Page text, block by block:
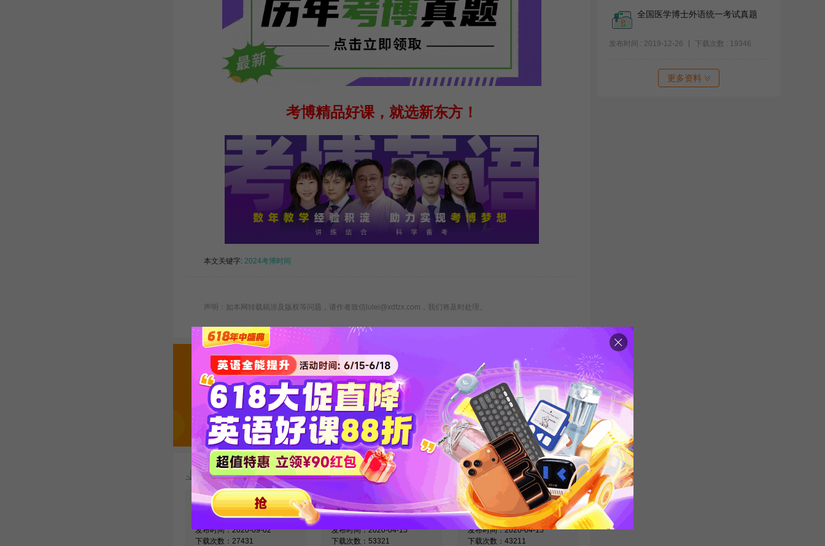
考博精品好课，就选新东方！
本文关键字: 2024考博时间
声明：如本网转载稿涉及版权等问题，请作者致信lulei@xdfzx.com，我们将及时处理。
关注新东方在线服务号
回复【考博真题】领取备考必看真题集
资料下载
【必看】考博英语词
汇10000例精解
发布时间：2020-09-02
下载次数：27431
医学考博英语作文核
心基础词汇整理
发布时间：2020-04-15
下载次数：53321
医学考博英语阅读理
解练习资料
发布时间：2020-04-15
下载次数：43211
全国医学博士外语统一考试真题
发布时间 : 2019-12-26 下载次数 : 19346
更多资料